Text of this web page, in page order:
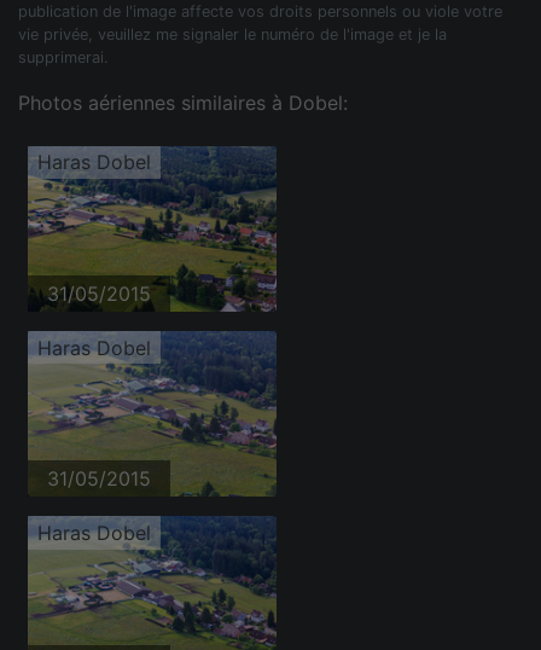
publication de l'image affecte vos droits personnels ou viole votre
vie privée, veuillez me signaler le numéro de l'image et je la
supprimerai.
Photos aériennes similaires à Dobel:
Haras Dobel
31/05/2015
Haras Dobel
31/05/2015
Haras Dobel